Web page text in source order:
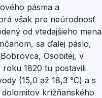
pásma a
však pre neúrodnosť
od vtedajšieho mena
sa ďalej páslo,
Osobitej, v
1820 tu postavili
(15,0 až 18,3 °C) a s
krížňanského